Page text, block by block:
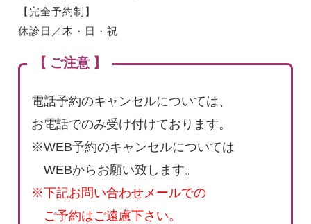
【完全予約制】
休診日／木・日・祝
【 ご注意 】
電話予約のキャンセルについては、
お電話でのみ受け付けております。
※WEB予約のキャンセルについては
WEBからお願い致します。
※下記お問い合わせメールでの
ご予約はご遠慮下さい。